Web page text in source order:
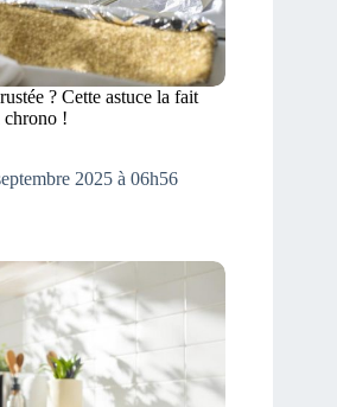
? Cette astuce la fait
chrono !
2025 à 06h56